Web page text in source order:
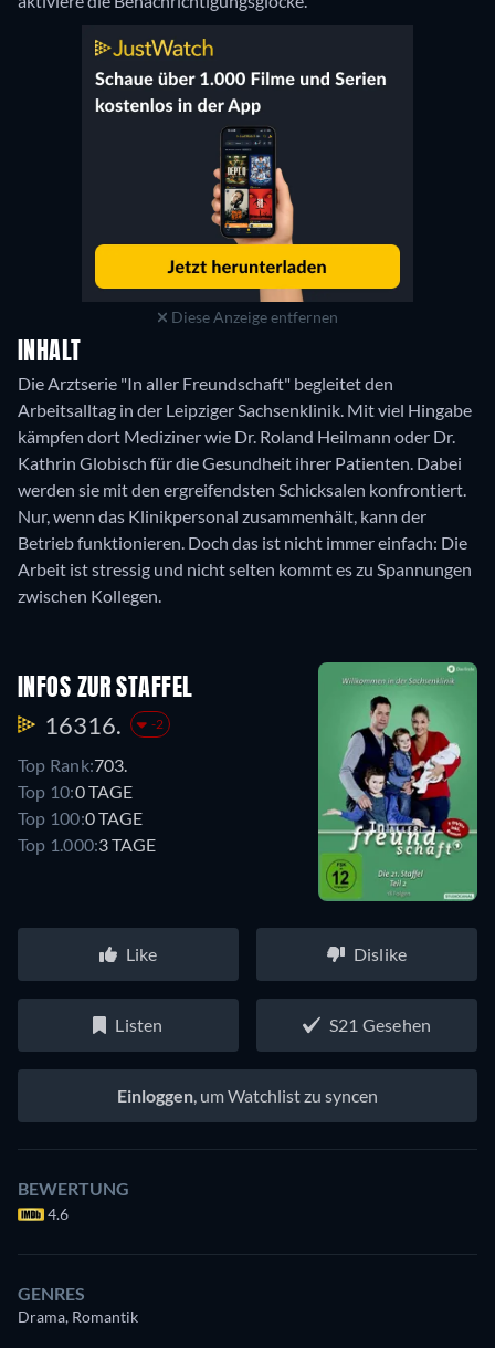
Diese Anzeige entfernen
INHALT
Die Arztserie "In aller Freundschaft" begleitet den
Arbeitsalltag in der Leipziger Sachsenklinik. Mit viel Hingabe
kämpfen dort Mediziner wie Dr. Roland Heilmann oder Dr.
Kathrin Globisch für die Gesundheit ihrer Patienten. Dabei
werden sie mit den ergreifendsten Schicksalen konfrontiert.
Nur, wenn das Klinikpersonal zusammenhält, kann der
Betrieb funktionieren. Doch das ist nicht immer einfach: Die
Arbeit ist stressig und nicht selten kommt es zu Spannungen
zwischen Kollegen.
INFOS ZUR STAFFEL
16316. -2
Top Rank:703.
Top 10:0 TAGE
Top 100:0 TAGE
Top 1.000:3 TAGE
Like Dislike
Listen S21 Gesehen
Einloggen, um Watchlist zu syncen
BEWERTUNG
4.6
GENRES
Drama, Romantik